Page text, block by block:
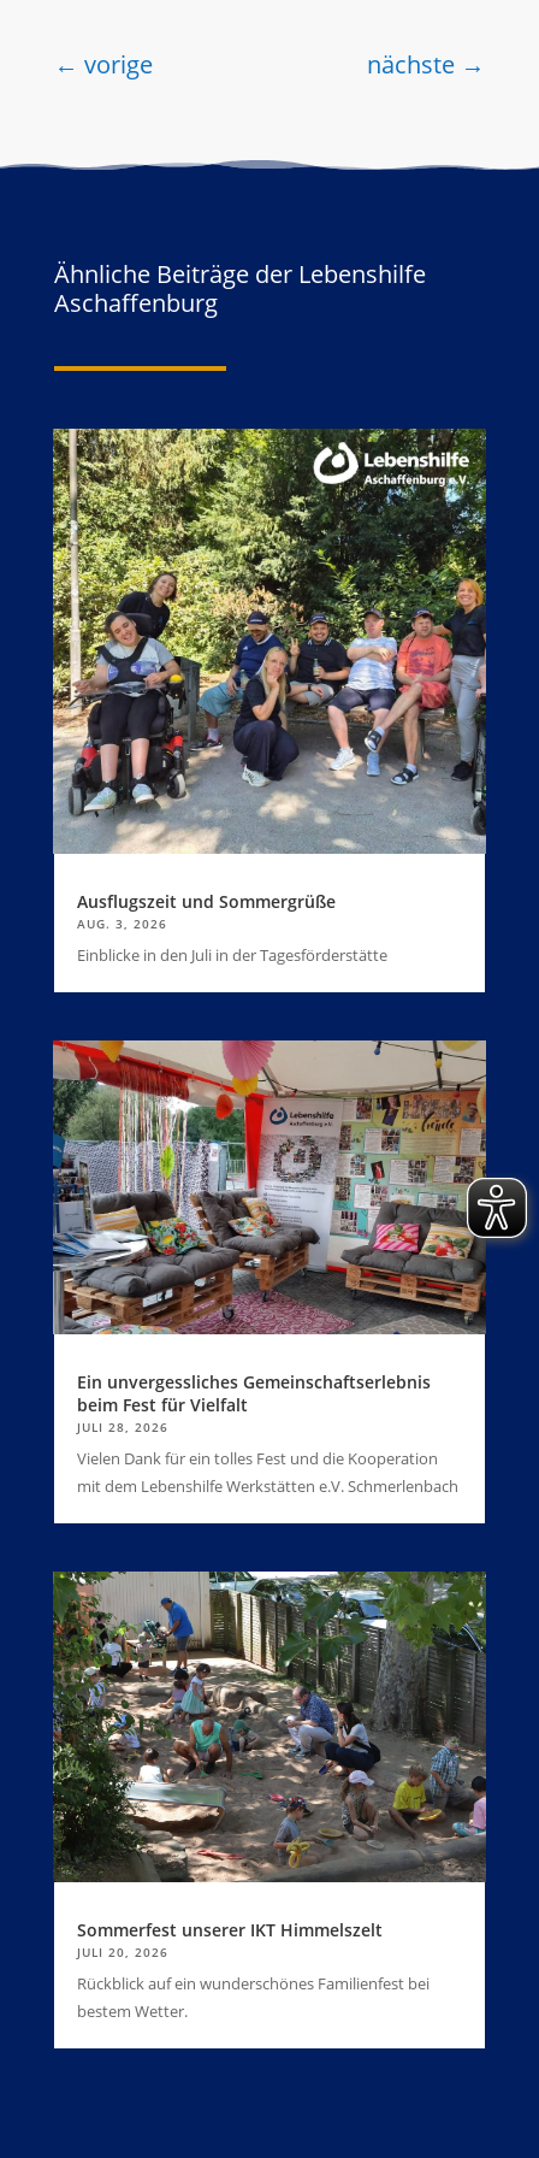
← vorige nächste →
Ähnliche Beiträge der Lebenshilfe
Aschaffenburg
Ausflugszeit und Sommergrüße
AUG. 3, 2026
Einblicke in den Juli in der Tagesförderstätte
Ein unvergessliches Gemeinschaftserlebnis
beim Fest für Vielfalt
JULI 28, 2026
Vielen Dank für ein tolles Fest und die Kooperation
mit dem Lebenshilfe Werkstätten e.V. Schmerlenbach
Sommerfest unserer IKT Himmelszelt
JULI 20, 2026
Rückblick auf ein wunderschönes Familienfest bei
bestem Wetter.